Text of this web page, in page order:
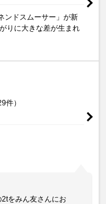
ンドスムーサー」が新
りに大きな差が生まれ
件）
をみん友さんにお